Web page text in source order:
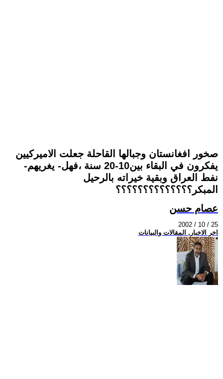
صخور افغانستان وجبالها القاحلة جعلت الاميركيين
يفكرون في البقاء بين10-20 سنة ،فهل- يغريهم-
نفط العراق وبقية خيراته بالرحيل
المبكر؟؟؟؟؟؟؟؟؟؟؟؟؟؟
عصام حسن
2002 / 10 / 25
اخر الاخبار, المقالات والبيانات